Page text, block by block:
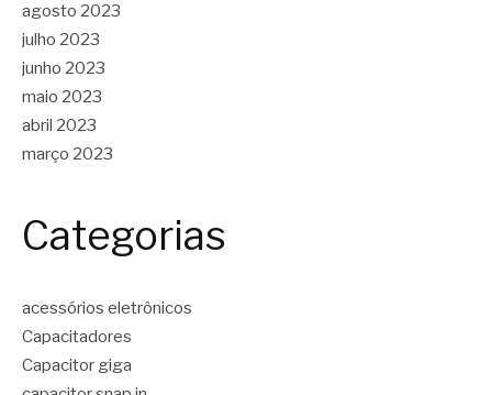
agosto 2023
julho 2023
junho 2023
maio 2023
abril 2023
março 2023
Categorias
acessórios eletrônicos
Capacitadores
Capacitor giga